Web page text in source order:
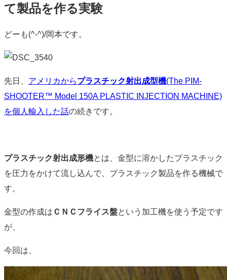
て製品を作る実験
標
どーも(^-^)/岡本です。
先日、 アメリカからプラスチック射出成型機(The PIM-
SHOOTER™ Model 150A PLASTIC INJECTION MACHINE)
を個人輸入した話の続きです。
プラスチック射出成形機とは、金型に溶かしたプラスチック
を圧力をかけて流し込んで、プラスチック製品を作る機械で
す。
金型の作成は ＣＮＣフライス盤という加工機を使う予定です
が、
今回は、